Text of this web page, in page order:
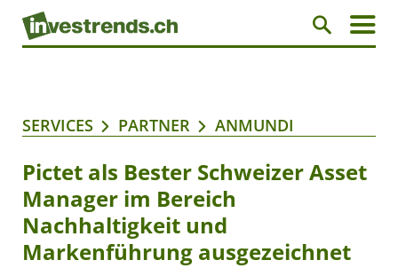
SERVICES PARTNER ANMUNDI
Pictet als Bester Schweizer Asset
Manager im Bereich
Nachhaltigkeit und
Markenführung ausgezeichnet